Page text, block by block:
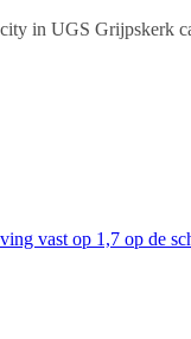
in UGS Grijpskerk
vast op 1,7 op de